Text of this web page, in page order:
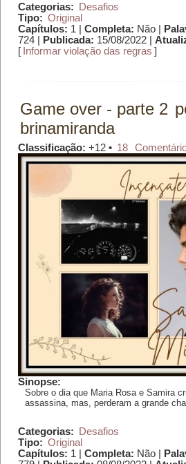
Categorias: Desafios
Tipo: Original
Capítulos: 1 | Completa: Não |
724 | Publicada: 15/08/2022 |
[ Informar violação das regras ]
Game over - parte 2
brinamiranda
Classificação: +12 • 18
Sinopse:
Sobre o dia que Maria Rosa e Samira
assassina, mas, perderam a grande
Categorias:
Desafios
Tipo: Original
Capítulos: 1 | Completa: Não |